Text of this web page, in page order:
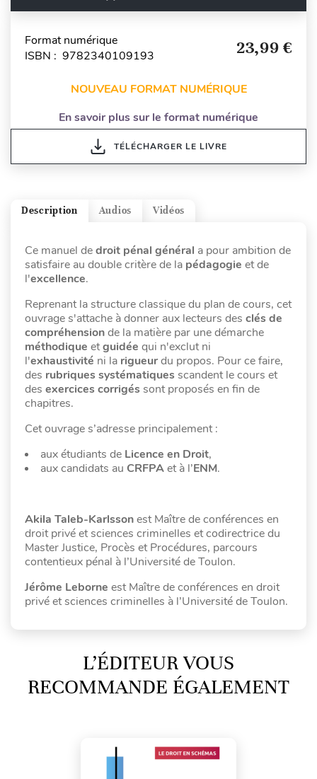
Format numérique
ISBN : 9782340109193
23,99 €
NOUVEAU FORMAT NUMÉRIQUE
En savoir plus sur le format numérique
TÉLÉCHARGER LE LIVRE
Vidéos
Audios
Description
Ce manuel dedroit pénal général a pour ambition de
satisfaire au double critère de la pédagogie et de
l'excellence.
Reprenant la structure classique du plan de cours, cet
ouvrage s'attache à donner aux lecteurs des clés de
compréhensionde la matière par une démarche
méthodique etguidée qui n'exclut ni
l'exhaustivité ni la rigueurdu propos. Pour ce faire,
des rubriques systématiques scandent le cours et
des exercices corrigés sont proposés en fin de
chapitres.
Cet ouvrage s’adresse principalement :
aux étudiants de Licence en Droit,
aux candidats au CRFPAet à l’ENM.
Akila Taleb-Karlssonest Maître de conférences en
droit privé et sciences criminelles et codirectrice du
Master Justice, Procès et Procédures, parcours
contentieux pénal à l’Université de Toulon.
Jérôme Leborne est Maître de conférences en droit
privé et sciences criminelles à l’Université de Toulon.
L’ÉDITEUR VOUS
RECOMMANDE ÉGALEMENT